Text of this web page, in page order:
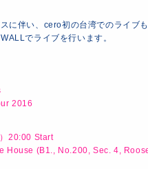
に伴い、cero初の台湾でのライブ
でライブを行います。
2016
20:00 Start
House (B1., No.200, Sec. 4,